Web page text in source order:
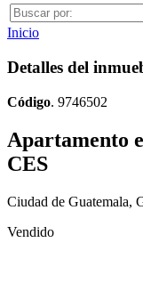
Inicio
Detalles del
Código. 9746502
Apartamento
CES
Ciudad de Guatemala,
Vendido